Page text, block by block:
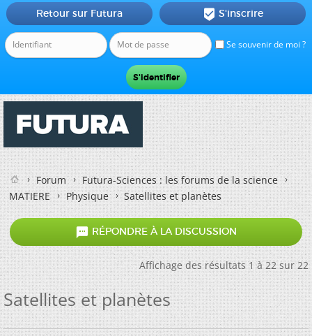
Se souvenir de moi ?
Retour sur Futura  S'inscrire
Forum
Futura-Sciences : les forums de la science
MATIERE
Physique Satellites et planètes
 RÉPONDRE À LA DISCUSSION
Affichage des résultats 1 à 22 sur 22
Satellites et planètes